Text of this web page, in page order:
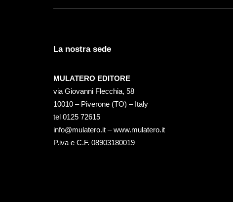
La nostra sede
MULATERO EDITORE
via Giovanni Flecchia, 58
10010 – Piverone (TO) – Italy
tel ‭0125 72615‬
info@mulatero.it –www.mulatero.it
P.iva e C.F. 08903180019